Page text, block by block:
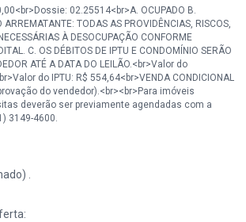
02.25514<br>A. OCUPADO B.
ARREMATANTE: TODAS AS PROVIDÊNCIAS, RISCOS,
À DESOCUPAÇÃO CONFORME
C. OS DÉBITOS DE IPTU E CONDOMÍNIO SERÃO
ATÉ A DATA DO LEILÃO.<br>Valor do
do IPTU: R$ 554,64<br>VENDA CONDICIONAL
do vendedor).<br><br>Para imóveis
deverão ser previamente agendadas com a
3149-4600.
.